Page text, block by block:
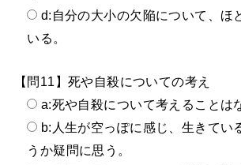
d:自分の大小の欠陥について、ほ
いる。
【問11】死や自殺についての考え
a:死や自殺について考えることは
b:人生が空っぽに感じ、生きてい
うか疑問に思う。